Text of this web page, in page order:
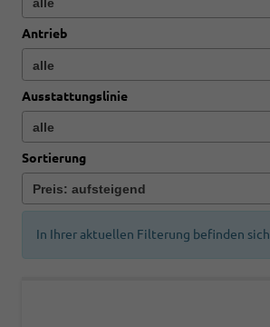
Antrieb
Ausstattungslinie
Sortierung
In Ihrer aktuellen Filterung befinden sich